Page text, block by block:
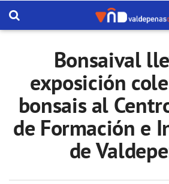
Bonsaival
exposición
bonsais al
de Formación e
de